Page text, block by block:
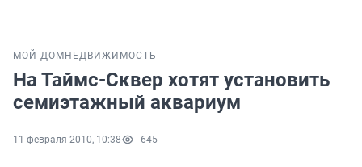
МОЙ ДОМ НЕДВИЖИМОСТЬ
На Таймс-Сквер хотят установить
семиэтажный аквариум
11 февраля 2010, 10:38 645